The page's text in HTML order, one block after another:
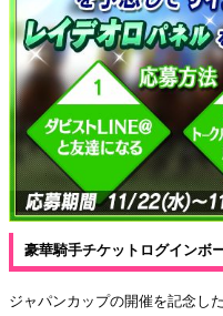
豪華騎手チケットログインボ
ジャパンカップの開催を記念し